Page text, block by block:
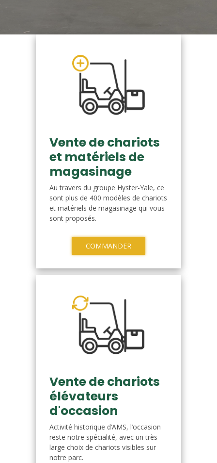
Vente de chariots
et matériels de
magasinage
Au travers du groupe Hyster-Yale, ce
sont plus de 400 modèles de chariots
et matériels de magasinage qui vous
sont proposés.
COMMANDER
Vente de chariots
élévateurs
d'occasion
Activité historique d’AMS, l’occasion
reste notre spécialité, avec un très
large choix de chariots visibles sur
notre parc.